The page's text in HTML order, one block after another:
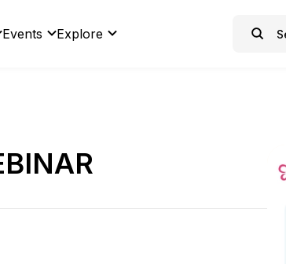
Events Explore